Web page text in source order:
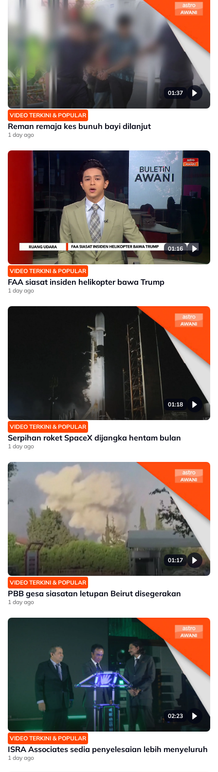
01:37
VIDEO TERKINI & POPULAR
Reman remaja kes bunuh bayi dilanjut
1 day ago
01:16
VIDEO TERKINI & POPULAR
FAA siasat insiden helikopter bawa Trump
1 day ago
01:18
VIDEO TERKINI & POPULAR
Serpihan roket SpaceX dijangka hentam bulan
1 day ago
01:17
VIDEO TERKINI & POPULAR
PBB gesa siasatan letupan Beirut disegerakan
1 day ago
02:23
VIDEO TERKINI & POPULAR
ISRA Associates sedia penyelesaian lebih menyeluruh
1 day ago